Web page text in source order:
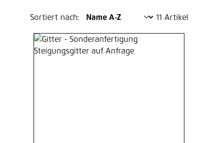
Sortiert nach: 11 Artikel